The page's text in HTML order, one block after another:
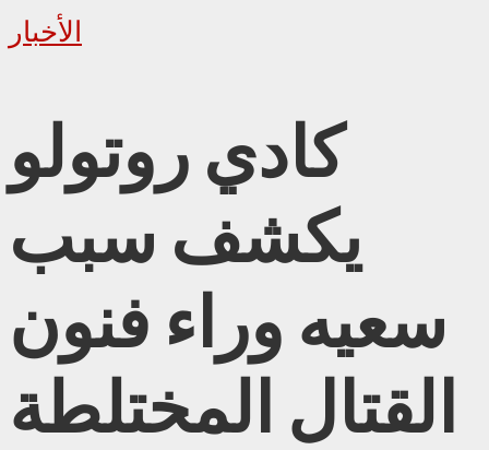
الأخبار
كادي روتولو
يكشف سبب
سعيه وراء فنون
القتال المختلطة